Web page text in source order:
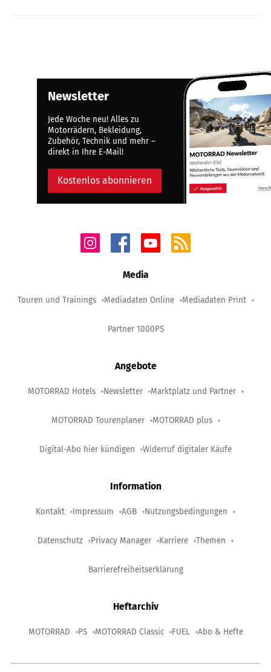
Newsletter
Jede Woche neu! Alles zu
Motorrädern, Bekleidung,
Zubehör, Technik und mehr –
direkt in Ihre E-Mail!
Kostenlos abonnieren
Media
Touren und Trainings Mediadaten Online Mediadaten Print
Partner 1000PS
Angebote
MOTORRAD Hotels Newsletter Marktplatz und Partner
MOTORRAD Tourenplaner MOTORRAD plus
Digital-Abo hier kündigen Widerruf digitaler Käufe
Information
Kontakt Impressum AGB Nutzungsbedingungen
Datenschutz Privacy Manager Karriere Themen
Barrierefreiheitserklärung
Heftarchiv
MOTORRAD PS MOTORRAD Classic FUEL Abo & Hefte